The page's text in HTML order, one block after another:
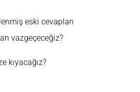
eski cevapları
vazgeçeceğiz?
kıyacağız?